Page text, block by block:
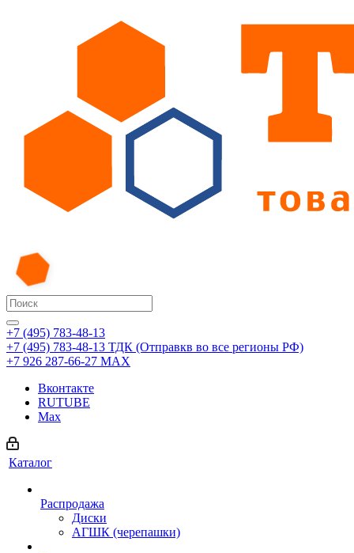
+7 (495) 783-48-13
+7 (495) 783-48-13 ТДК (Отправкв во все регионы РФ)
+7 926 287-66-27 МАХ
Вконтакте
RUTUBE
Max
Каталог
Распродажа
Диски
АГШК (черепашки)